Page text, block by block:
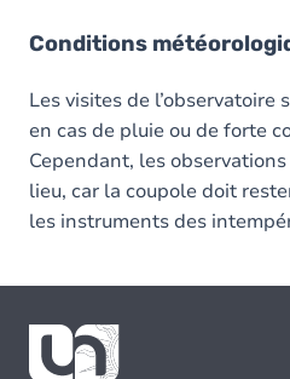
Conditions
Les visites de l’observatoire
en cas de pluie ou de forte
Cependant, les
lieu, car la coupole doit
les instruments des